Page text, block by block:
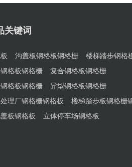
关键词
沟盖板钢格板钢格栅
楼梯踏步钢格
格板钢格栅
复合钢格板钢格栅
格板钢格栅
异型钢格板钢格栅
理厂钢格栅钢格板
楼梯踏步板钢格栅
板钢格板
立体停车场钢格板